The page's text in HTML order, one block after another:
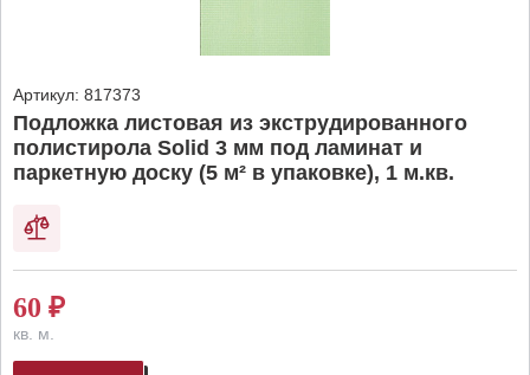
Артикул: 817373
Подложка листовая из экструдированного
полистирола Solid 3 мм под ламинат и
паркетную доску (5 м² в упаковке), 1 м.кв.
60 ₽
кв. м.